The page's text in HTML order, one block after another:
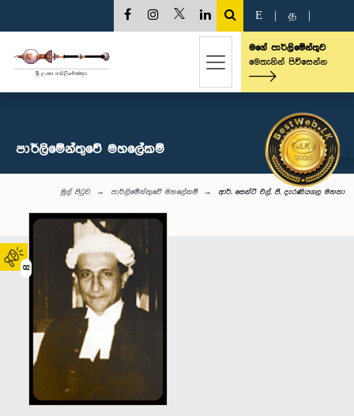
02
E த
මගේ පාර්ලිමේන්තුව
මෙතැනින් පිවිසෙන්න
පාර්ලිමේන්තුවේ මහලේකම්
මුල් පිටුව පාර්ලිමේන්තුවේ මහලේකම් ආර්. සෙන්ට් එල්. පී. දැරණියගල මහතා